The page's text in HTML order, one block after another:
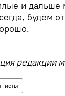
и дальше
будем
редакции